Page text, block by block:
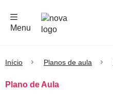
Menu
Início Planos de aula
Plano de Aula